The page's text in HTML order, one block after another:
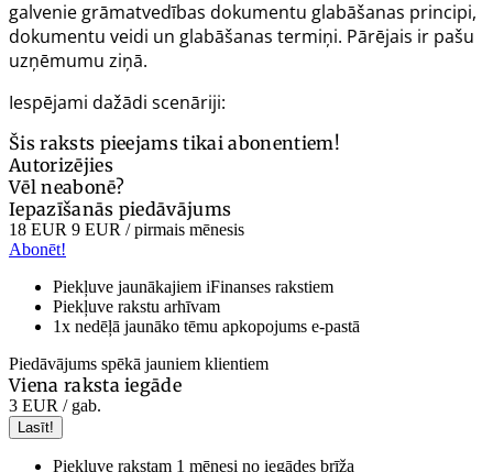
galvenie grāmatvedības dokumentu glabāšanas principi,
dokumentu veidi un glabāšanas termiņi. Pārējais ir pašu
uzņēmumu ziņā.
Iespējami dažādi scenāriji:
Šis raksts pieejams tikai abonentiem!
Autorizējies
Vēl neabonē?
Iepazīšanās piedāvājums
18 EUR 9 EUR / pirmais mēnesis
Abonēt!
Piekļuve jaunākajiem iFinanses rakstiem
Piekļuve rakstu arhīvam
1x nedēļā jaunāko tēmu apkopojums e-pastā
Piedāvājums spēkā jauniem klientiem
Viena raksta iegāde
3 EUR / gab.
Lasīt!
Piekļuve rakstam 1 mēnesi no iegādes brīža